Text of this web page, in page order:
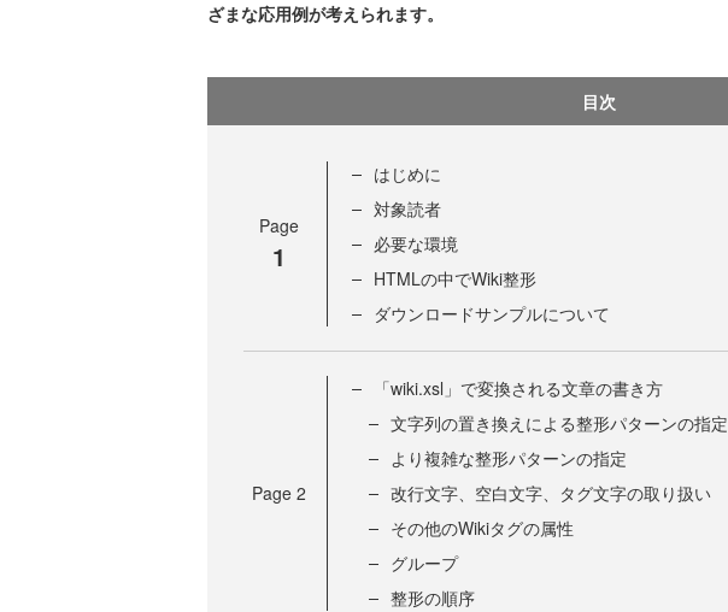
ざまな応用例が考えられます。
目次
Page
1
はじめに
対象読者
必要な環境
HTMLの中でWiki整形
ダウンロードサンプルについて
Page 2
「wiki.xsl」で変換される文章の書き方
文字列の置き換えによる整形パターンの指定
より複雑な整形パターンの指定
改行文字、空白文字、タグ文字の取り扱い
その他のWikiタグの属性
グループ
整形の順序